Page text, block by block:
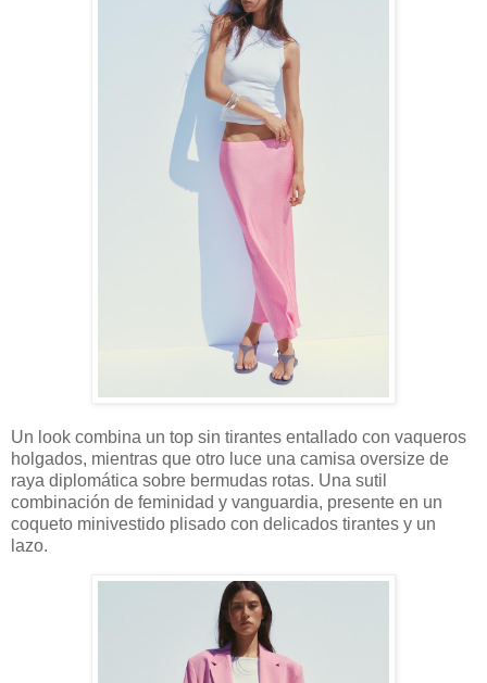
Un look combina un top sin tirantes entallado con vaqueros
holgados, mientras que otro luce una camisa oversize de
raya diplomática sobre bermudas rotas. Una sutil
combinación de feminidad y vanguardia, presente en un
coqueto minivestido plisado con delicados tirantes y un
lazo.